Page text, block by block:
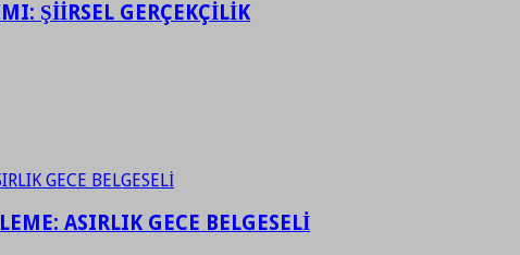
ŞİİRSEL GERÇEKÇİLİK
ASIRLIK GECE BELGESELİ